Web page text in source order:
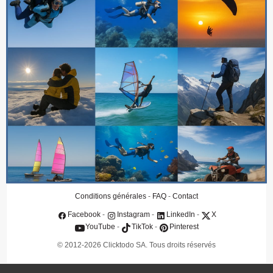
Qui sommes-nous
Contact
Conditions générales
FAQ
Protection des données
Assurance annulation
IA & Souveraineté
Politique IA & souveraineté numérique
Conditions générales - FAQ - Contact
Facebook- Instagram- LinkedIn -
X
YouTube - TikTok- Pinterest
© 2012-2026 Clicktodo SA. Tous droits réservés